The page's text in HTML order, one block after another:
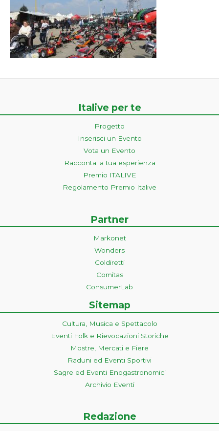
Italive per te
Progetto
Inserisci un Evento
Vota un Evento
Racconta la tua esperienza
Premio ITALIVE
Regolamento Premio Italive
Partner
Markonet
Wonders
Coldiretti
Comitas
ConsumerLab
Sitemap
Cultura, Musica e Spettacolo
Eventi Folk e Rievocazioni Storiche
Mostre, Mercati e Fiere
Raduni ed Eventi Sportivi
Sagre ed Eventi Enogastronomici
Archivio Eventi
Redazione